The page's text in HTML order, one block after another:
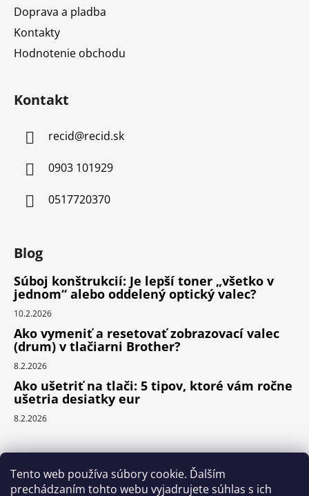
Tento web používa súbory cookie. Ďalším
prechádzaním tohto webu vyjadrujete súhlas s ich
Doprava a pladba
Kontakty
Hodnotenie obchodu
Kontakt
recid@recid.sk
0903 101929
0517720370
Blog
Súboj konštrukcií: Je lepší toner „všetko v
jednom“ alebo oddelený optický valec?
10.2.2026
Ako vymeniť a resetovať zobrazovací valec
(drum) v tlačiarni Brother?
8.2.2026
Ako ušetriť na tlači: 5 tipov, ktoré vám ročne
ušetria desiatky eur
8.2.2026
Prijímame online platby